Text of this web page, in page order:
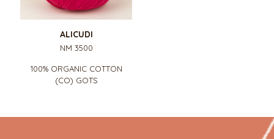
ALICUDI
NM 3500
100% ORGANIC COTTON
(CO) GOTS